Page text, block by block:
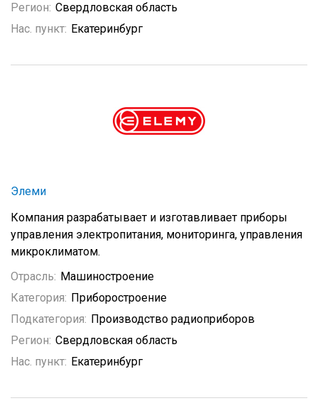
Регион: Свердловская область
Нас. пункт: Екатеринбург
Элеми
Компания разрабатывает и изготавливает приборы
управления электропитания, мониторинга, управления
микроклиматом.
Отрасль: Машиностроение
Категория: Приборостроение
Подкатегория: Производство радиоприборов
Регион: Свердловская область
Нас. пункт: Екатеринбург